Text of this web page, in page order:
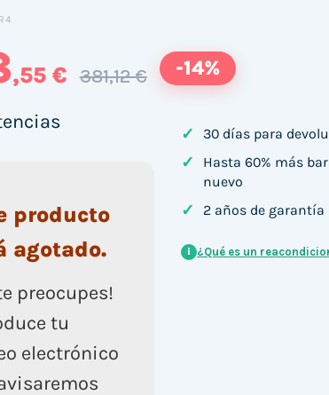
,55 € 381,12 € -14%
producto
agotado.
preocupes!
tu
electrónico
✓ 30 días para
✓
Hasta 60% más
nuevo
✓ 2 años de garantía
i ¿Qué es un